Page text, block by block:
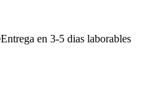
Entrega en 3-5 dias laborables